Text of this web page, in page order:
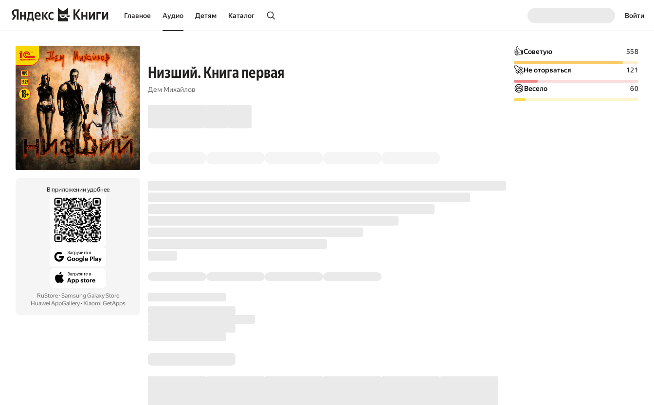
Главное Аудио Детям Каталог Войти
В приложении удобнее
RuStore· Samsung Galaxy Store
Huawei AppGallery· Xiaomi GetApps
Низший. Книга первая
Дем Михайлов
👍Советую 558
🚀Не оторваться 121
😄Весело 60